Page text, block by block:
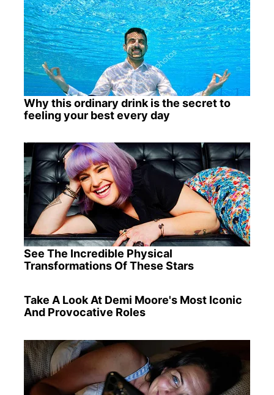
Why this ordinary drink is the secret to
feeling your best every day
See The Incredible Physical
Transformations Of These Stars
Take A Look At Demi Moore's Most Iconic
And Provocative Roles